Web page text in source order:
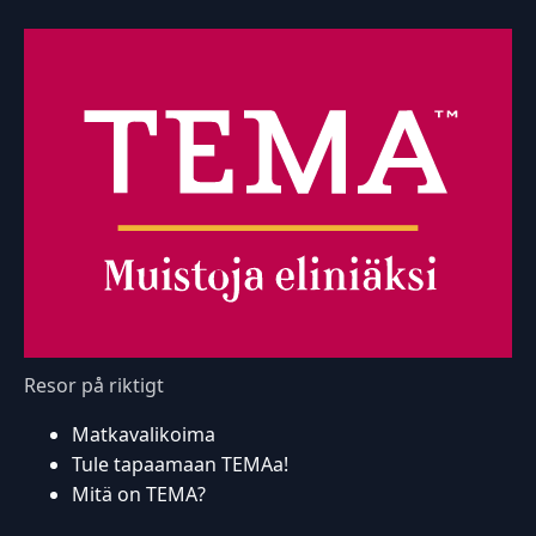
Resor på riktigt
Matkavalikoima
Tule tapaamaan TEMAa!
Mitä on TEMA?